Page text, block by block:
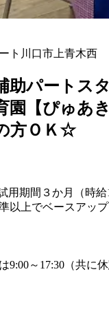
ト 川口市上青木西
助パートス
園【ぴゅあ
方ＯＫ☆
用期間３か月（時
上でベースアップ
9:00～17:30（共に